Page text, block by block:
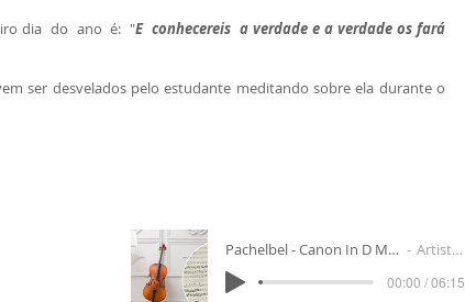
dia do ano é: "E conhecereis a verdade e a verdade os fará
ser desvelados pelo estudante meditando sobre ela durante o
Pachelbel - Canon In D Major. Best versi Artist Name
00:00 / 06:15